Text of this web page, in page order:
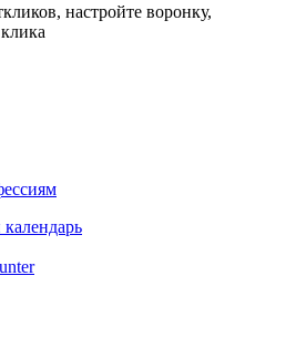
настройте воронку,